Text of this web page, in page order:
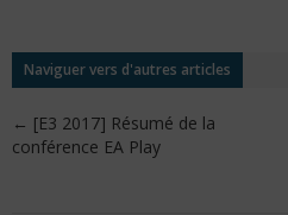
Naviguer vers d'autres articles
← [E3 2017] Résumé de la
conférence EA Play